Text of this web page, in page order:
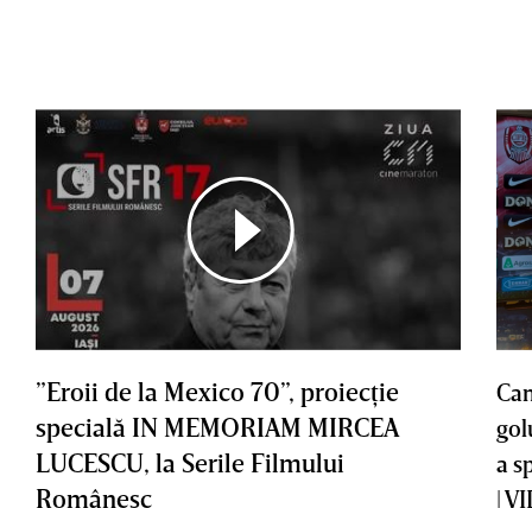
”Eroii de la Mexico 70”, proiecţie
specială IN MEMORIAM MIRCEA
LUCESCU, la Serile Filmului
Românesc
a
|